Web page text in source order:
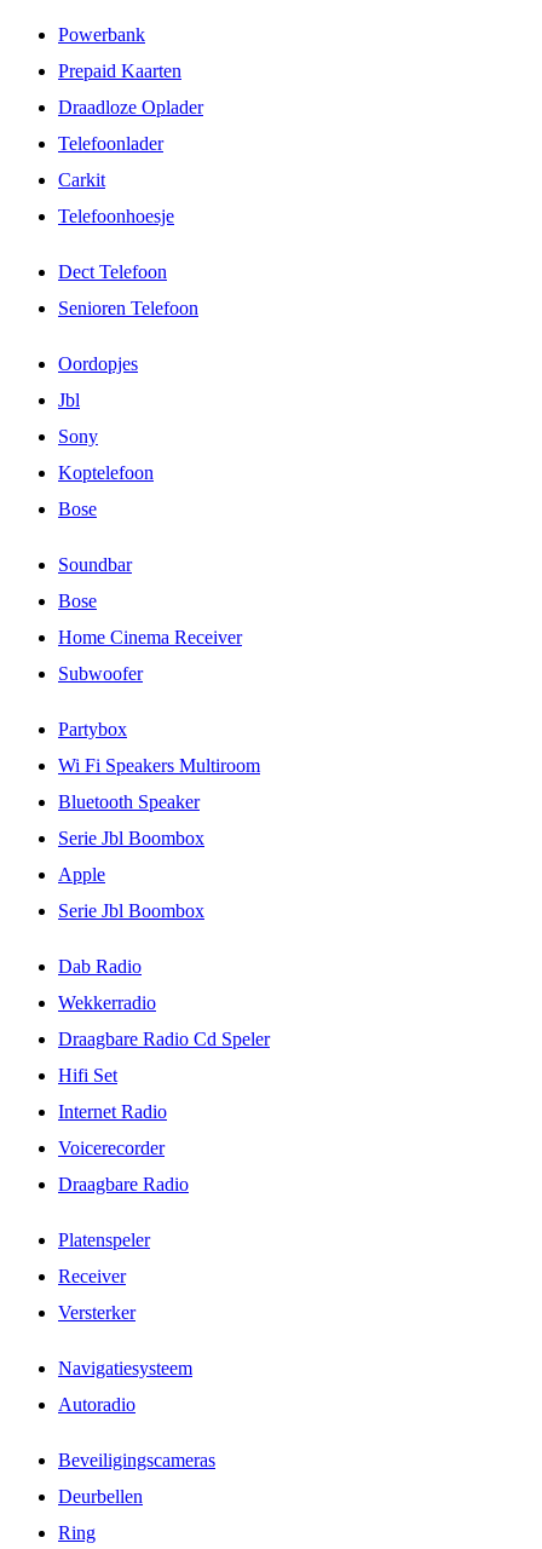
Powerbank
Prepaid Kaarten
Draadloze Oplader
Telefoonlader
Carkit
Telefoonhoesje
Dect Telefoon
Senioren Telefoon
Oordopjes
Jbl
Sony
Koptelefoon
Bose
Soundbar
Bose
Home Cinema Receiver
Subwoofer
Partybox
Wi Fi Speakers Multiroom
Bluetooth Speaker
Serie Jbl Boombox
Apple
Serie Jbl Boombox
Dab Radio
Wekkerradio
Draagbare Radio Cd Speler
Hifi Set
Internet Radio
Voicerecorder
Draagbare Radio
Platenspeler
Receiver
Versterker
Navigatiesysteem
Autoradio
Beveiligingscameras
Deurbellen
Ring